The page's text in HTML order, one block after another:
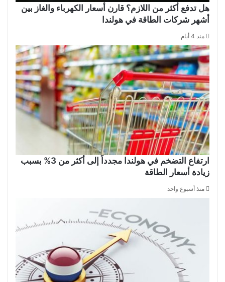
هل تدفع أكثر من اللازم؟ قارن أسعار الكهرباء والغاز بين
أشهر شركات الطاقة في هولندا
منذ 4 أيام
ارتفاع التضخم في هولندا مجدداً إلى أكثر من 3% بسبب
زيادة أسعار الطاقة
منذ أسبوع واحد